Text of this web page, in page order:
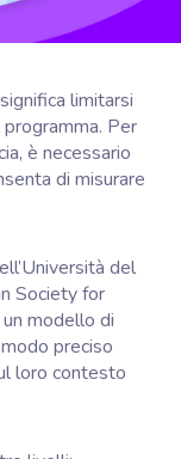
limitarsi
Per
è necessario
di misurare
del
Society for
modello di
preciso
loro contesto